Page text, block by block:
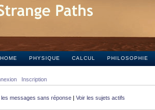
HOME PHYSIQUE CALCUL PHILOSOPHIE
Inscription
les messages sans réponse | Voir les sujets actifs